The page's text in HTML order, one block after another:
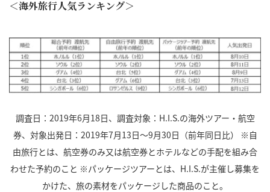
＜海外旅行人気ランキング＞
調査日：2019年6月18日、調査対象：H.I.S.の海外ツアー・航空
券、対象出発日：2019年7月13日～9月30日（前年同日比） ※自
由旅行とは、航空券のみ又は航空券とホテルなどの手配を組み合
わせた予約のこと ※パッケージツアーとは、H.I.S.が主催し募集を
かけた、旅の素材をパッケージした商品のこと。